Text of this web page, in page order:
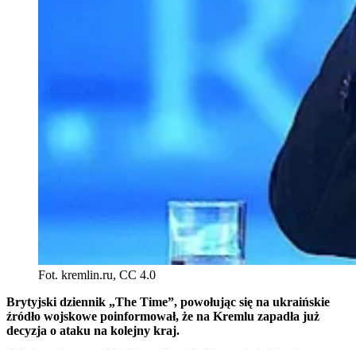
Fot. kremlin.ru, CC 4.0
Brytyjski dziennik „The Time”, powołując się na ukraińskie
źródło wojskowe poinformował, że na Kremlu zapadła już
decyzja o ataku na kolejny kraj.